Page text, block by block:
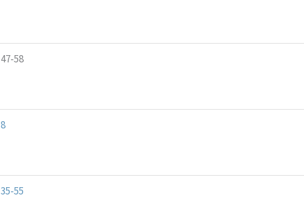
47-58
8
35-55